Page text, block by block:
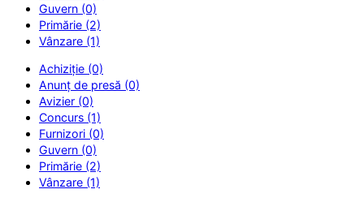
Guvern (0)
Primărie (2)
Vânzare (1)
Achiziție (0)
Anunț de presă (0)
Avizier (0)
Concurs (1)
Furnizori (0)
Guvern (0)
Primărie (2)
Vânzare (1)